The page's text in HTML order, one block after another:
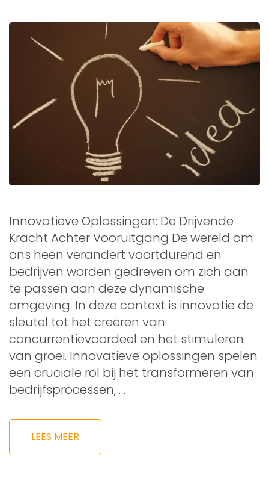
Innovatieve Oplossingen: De Drijvende
Kracht Achter Vooruitgang De wereld om
ons heen verandert voortdurend en
bedrijven worden gedreven om zich aan
te passen aan deze dynamische
omgeving. In deze context is innovatie de
sleutel tot het creëren van
concurrentievoordeel en het stimuleren
van groei. Innovatieve oplossingen spelen
een cruciale rol bij het transformeren van
bedrijfsprocessen, …
LEES MEER